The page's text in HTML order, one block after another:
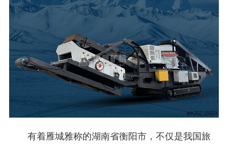
有着雁城雅称的湖南省衡阳市，不仅是我国旅